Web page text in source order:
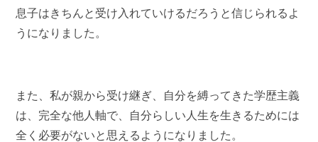
息子はきちんと受け入れていけるだろうと信じられるよ
うになりました。
また、私が親から受け継ぎ、自分を縛ってきた学歴主義
は、完全な他人軸で、自分らしい人生を生きるためには
全く必要がないと思えるようになりました。